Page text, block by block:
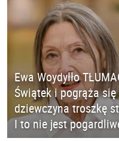
Ewa Woydyłło
Świątek i pogrąża
dziewczyna troszkę
I to nie jest